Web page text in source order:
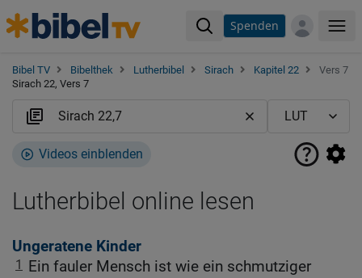
Spenden
Bibel TV Bibelthek Lutherbibel Sirach Kapitel 22
Vers 7
Sirach 22, Vers 7
Videos einblenden
Lutherbibel online lesen
Ungeratene Kinder
1
Ein fauler Mensch ist wie ein schmutziger